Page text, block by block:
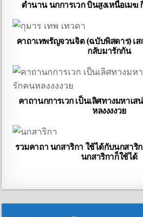
ตำนาน นกการเวก บินสูงเหนือเมฆ
คาถาเทพรัญจวนจิต (ฉบับพิสดาร) เส
กลับมารักกัน
คาถานกการเวก เป็นเลิศทางมหาเ
หลงงงงวย
รวมคาถา นกสาริกา ใช้ได้กับนกสาริ
นกสาริกาก็ใช้ได้